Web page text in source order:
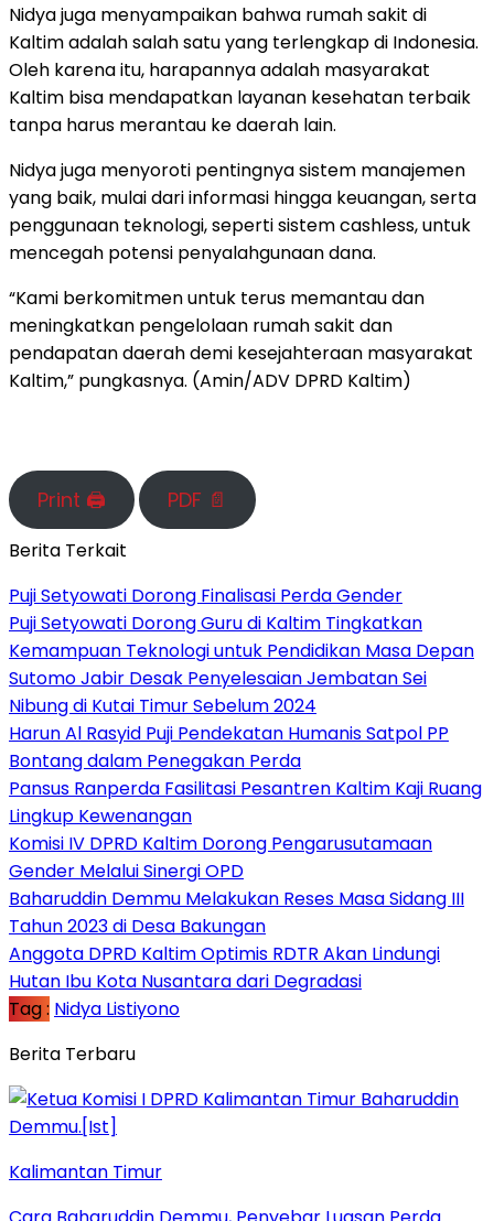
Nidya juga menyampaikan bahwa rumah sakit di
Kaltim adalah salah satu yang terlengkap di Indonesia.
Oleh karena itu, harapannya adalah masyarakat
Kaltim bisa mendapatkan layanan kesehatan terbaik
tanpa harus merantau ke daerah lain.
Nidya juga menyoroti pentingnya sistem manajemen
yang baik, mulai dari informasi hingga keuangan, serta
penggunaan teknologi, seperti sistem cashless, untuk
mencegah potensi penyalahgunaan dana.
“Kami berkomitmen untuk terus memantau dan
meningkatkan pengelolaan rumah sakit dan
pendapatan daerah demi kesejahteraan masyarakat
Kaltim,” pungkasnya. (Amin/ADV DPRD Kaltim)
Print 🖨 PDF 📄
Berita Terkait
Puji Setyowati Dorong Finalisasi Perda Gender
Puji Setyowati Dorong Guru di Kaltim Tingkatkan
Kemampuan Teknologi untuk Pendidikan Masa Depan
Sutomo Jabir Desak Penyelesaian Jembatan Sei
Nibung di Kutai Timur Sebelum 2024
Harun Al Rasyid Puji Pendekatan Humanis Satpol PP
Bontang dalam Penegakan Perda
Pansus Ranperda Fasilitasi Pesantren Kaltim Kaji Ruang
Lingkup Kewenangan
Komisi IV DPRD Kaltim Dorong Pengarusutamaan
Gender Melalui Sinergi OPD
Baharuddin Demmu Melakukan Reses Masa Sidang III
Tahun 2023 di Desa Bakungan
Anggota DPRD Kaltim Optimis RDTR Akan Lindungi
Hutan Ibu Kota Nusantara dari Degradasi
Tag : Nidya Listiyono
Berita Terbaru
Kalimantan Timur